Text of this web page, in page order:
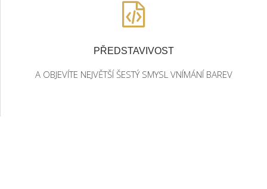
PŘEDSTAVIVOST
A OBJEVÍTE NEJVĚTŠÍ ŠESTÝ SMYSL VNÍMÁNÍ BAREV